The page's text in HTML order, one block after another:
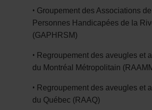
• Groupement des Associations de
Personnes Handicapées de la
(GAPHRSM)
• Regroupement des aveugles et
du Montréal Métropolitain
• Regroupement des aveugles et
du Québec (RAAQ)